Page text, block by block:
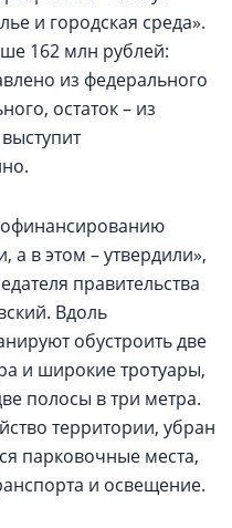
и городская среда».
162 млн рублей:
из федерального
остаток – из
а в этом – утвердили»,
правительства
Вдоль
обустроить две
и широкие тротуары,
полосы в три метра.
территории, убран
парковочные места,
и освещение.